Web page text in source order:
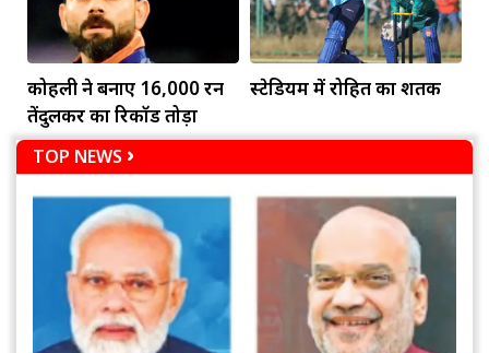
कोहली ने बनाए 16,000 रन
तेंदुलकर का रिकॉर्ड तोड़ा
स्टेडियम में रोहित का शतक
TOP NEWS